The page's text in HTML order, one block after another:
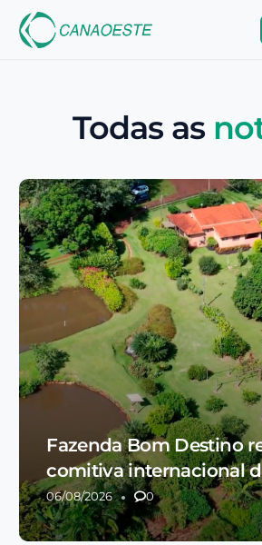
Todas as
Fazenda Bom Destino
comitiva internacional
06/08/2026 0